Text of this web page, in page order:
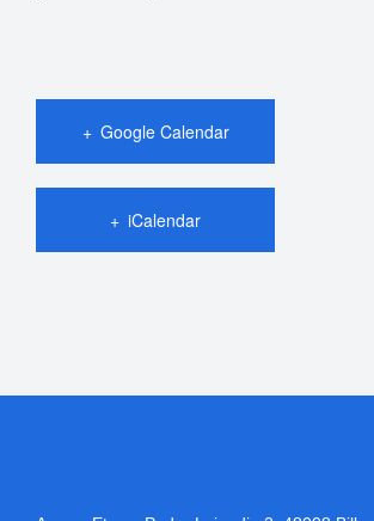
Google Calendar
iCalendar